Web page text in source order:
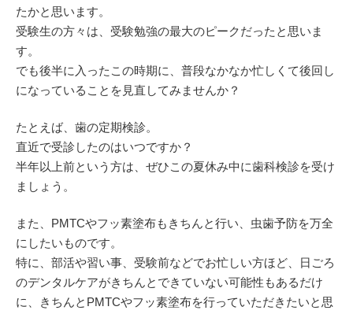
たかと思います。
受験生の方々は、受験勉強の最大のピークだったと思いま
す。
でも後半に入ったこの時期に、普段なかなか忙しくて後回し
になっていることを見直してみませんか？
たとえば、歯の定期検診。
直近で受診したのはいつですか？
半年以上前という方は、ぜひこの夏休み中に歯科検診を受け
ましょう。
また、PMTCやフッ素塗布もきちんと行い、虫歯予防を万全
にしたいものです。
特に、部活や習い事、受験前などでお忙しい方ほど、日ごろ
のデンタルケアがきちんとできていない可能性もあるだけ
に、きちんとPMTCやフッ素塗布を行っていただきたいと思